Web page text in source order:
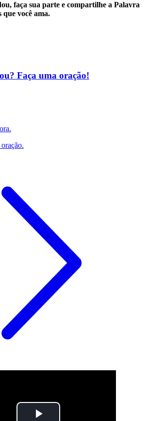
faça sua parte e compartilhe a Palavra
que você ama.
Faça uma oração!